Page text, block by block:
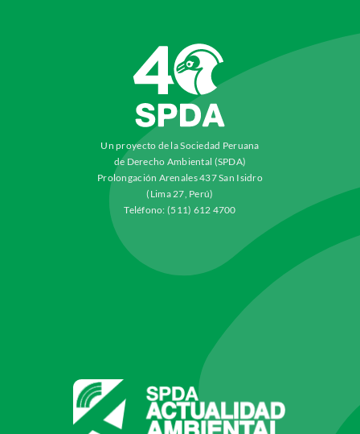
Un proyecto de la Sociedad Peruana
de Derecho Ambiental (SPDA)
Prolongación Arenales 437 San Isidro
(Lima 27, Perú)
Teléfono: (511) 612 4700